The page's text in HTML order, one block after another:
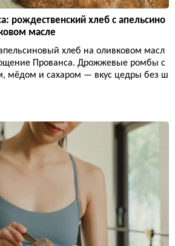
рождественский хлеб с апельсино
масле
хлеб на оливковом масл
Прованса. Дрожжевые ромбы с
мёдом и сахаром — вкус цедры без ш